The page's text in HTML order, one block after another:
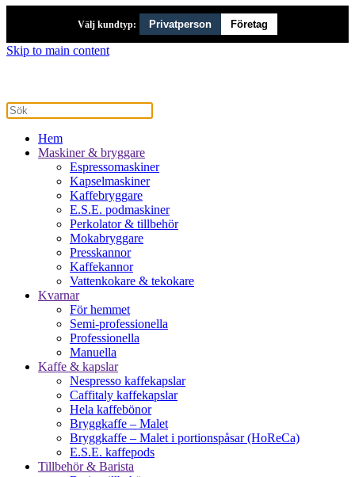
Välj kundtyp: Privatperson Företag
Skip to main content
Hem
Maskiner & bryggare
Espressomaskiner
Kapselmaskiner
Kaffebryggare
E.S.E. podmaskiner
Perkolator & tillbehör
Mokabryggare
Presskannor
Kaffekannor
Vattenkokare & tekokare
Kvarnar
För hemmet
Semi-professionella
Professionella
Manuella
Kaffe & kapslar
Nespresso kaffekapslar
Caffitaly kaffekapslar
Hela kaffebönor
Bryggkaffe – Malet
Bryggkaffe – Malet i portionspåsar (HoReCa)
E.S.E. kaffepods
Tillbehör & Barista